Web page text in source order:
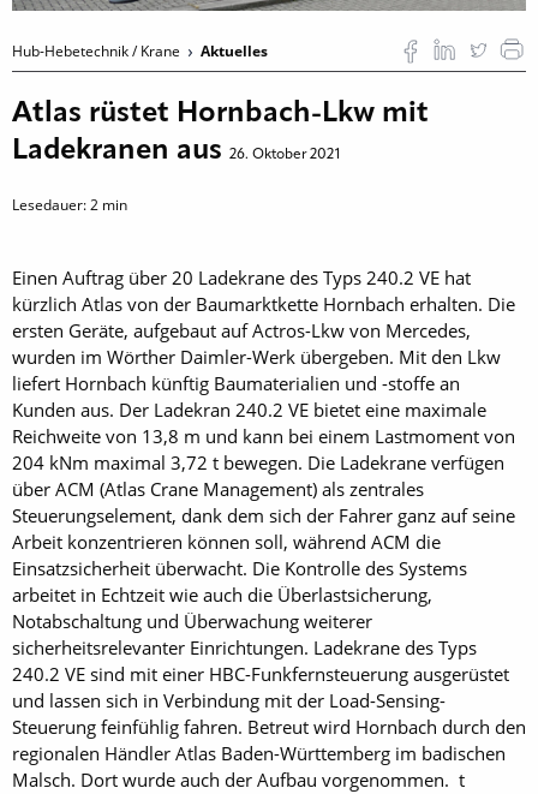
Hub-Hebetechnik / Krane Aktuelles
Atlas rüstet Hornbach-Lkw mit
Ladekranen aus 26. Oktober 2021
Lesedauer:2 min
Einen Auftrag über 20 Ladekrane des Typs 240.2 VE hat
kürzlich Atlas von der Baumarktkette Hornbach erhalten. Die
ersten Geräte, aufgebaut auf Actros-Lkw von Mercedes,
wurden im Wörther Daimler-Werk übergeben. Mit den Lkw
liefert Hornbach künftig Baumaterialien und -stoffe an
Kunden aus. Der Ladekran 240.2 VE bietet eine maximale
Reichweite von 13,8 m und kann bei einem Lastmoment von
204 kNm maximal 3,72 t bewegen. Die Ladekrane verfügen
über ACM (Atlas Crane Management) als zentrales
Steuerungselement, dank dem sich der Fahrer ganz auf seine
Arbeit konzentrieren können soll‚ während ACM die
Einsatzsicherheit überwacht. Die Kontrolle des Systems
arbeitet in Echtzeit wie auch die Überlastsicherung,
Notabschaltung und Überwachung weiterer
sicherheitsrelevanter Einrichtungen. Ladekrane des Typs
240.2 VE sind mit einer HBC-Funkfernsteuerung ausgerüstet
und lassen sich in Verbindung mit der Load-Sensing-
Steuerung feinfühlig fahren. Betreut wird Hornbach durch den
regionalen Händler Atlas Baden-Württemberg im badischen
Malsch. Dort wurde auch der Aufbau vorgenommen. t